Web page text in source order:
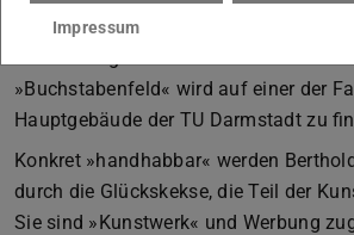
(Matthias Berthold). Ein Spiel um
»Buchstabenfeld« wird auf einer der
Hauptgebäude der TU Darmstadt zu
Konkret »handhabbar« werden
durch die Glückskekse, die Teil der
Sie sind »Kunstwerk« und Werbung
Impressum